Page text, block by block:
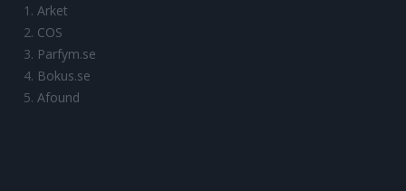
Arket
COS
Parfym.se
Bokus.se
Afound